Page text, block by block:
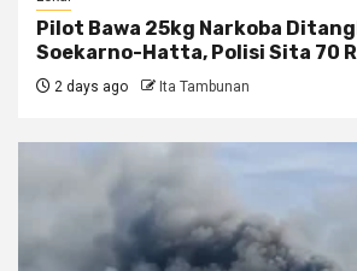
Pilot Bawa 25kg Narkoba
Soekarno-Hatta, Polisi Sita 70
2 days ago Ita Tambunan